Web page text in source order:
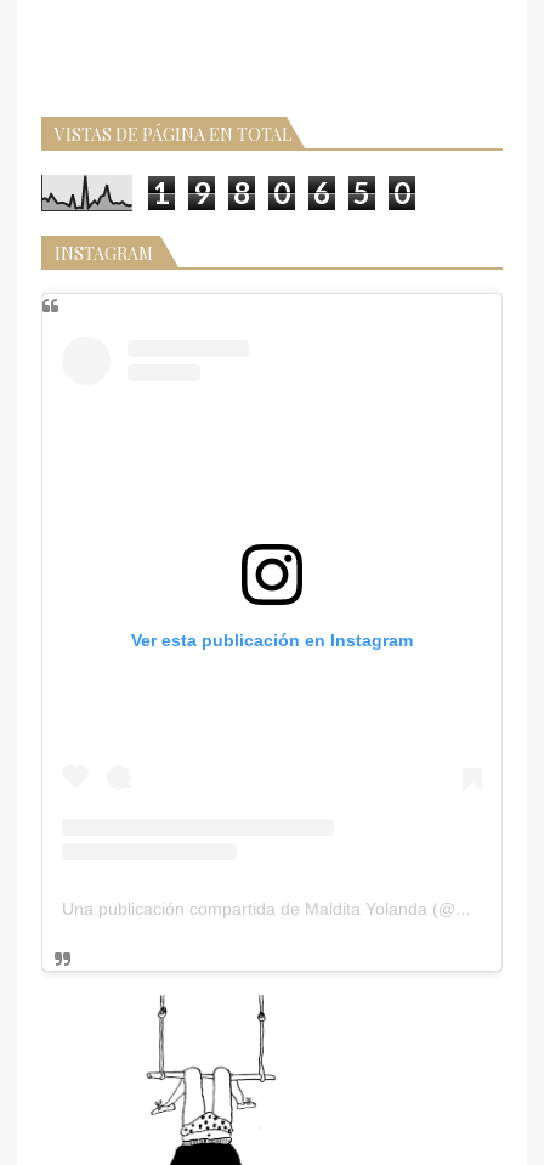
VISTAS DE PÁGINA EN TOTAL
1 9 8 0 6 5 0
INSTAGRAM
Ver esta publicación en Instagram
Una publicación compartida de Maldita Yolanda (@malditayolanda)